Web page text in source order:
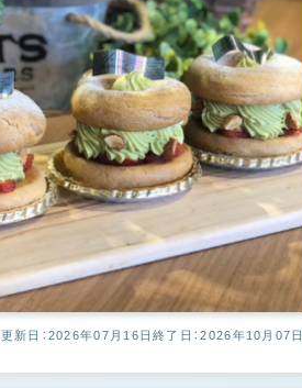
更新日：2026年07月16日終了日：2026年10月07日